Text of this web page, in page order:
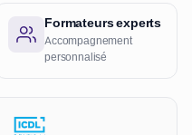
Formateurs experts
Accompagnement
personnalisé